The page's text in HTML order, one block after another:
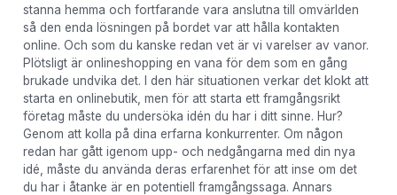
stanna hemma och fortfarande vara anslutna till omvärlden
så den enda lösningen på bordet var att hålla kontakten
online. Och som du kanske redan vet är vi varelser av vanor.
Plötsligt är onlineshopping en vana för dem som en gång
brukade undvika det. I den här situationen verkar det klokt att
starta en onlinebutik, men för att starta ett framgångsrikt
företag måste du undersöka idén du har i ditt sinne. Hur?
Genom att kolla på dina erfarna konkurrenter. Om någon
redan har gått igenom upp- och nedgångarna med din nya
idé, måste du använda deras erfarenhet för att inse om det
du har i åtanke är en potentiell framgångssaga. Annars